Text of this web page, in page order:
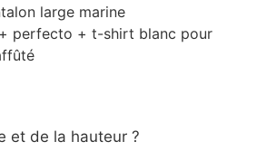
large marine
perfecto + t-shirt blanc pour
et de la hauteur ?